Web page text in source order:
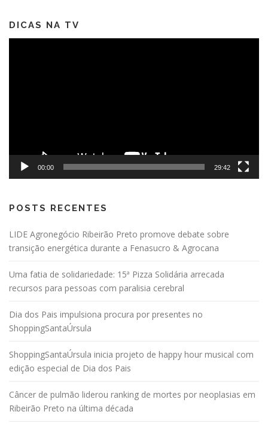
DICAS NA TV
00:00 29:42
POSTS RECENTES
LIDE Agronegócio Ribeirão Preto promove debate sobre
transição energética durante a Fenasucro & Agrocana
Uma fatia de solidariedade: 15ª Pizza Solidária arrecada
recursos para pessoas com paralisia cerebral
Dia dos Pais impulsiona procura por presentes no
ShoppingSantaÚrsula
ShoppingSantaÚrsula inicia projeto de happy hour musical com
edição especial de Dia dos Pais
Câncer de pulmão liderou ranking de mortes por neoplasias em
Ribeirão Preto na última década